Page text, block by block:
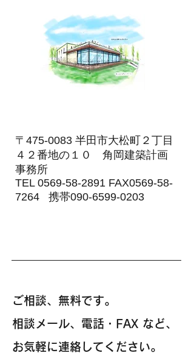
〒475-0083 半田市大松町２丁目
４２番地の１０ 角岡建築計画
事務所
TEL 0569-58-2891 FAX0569-58-
7264 携帯090-6599-0203
ご相談、無料です。
相談メール、電話・FAX など、
お気軽に連絡してください。